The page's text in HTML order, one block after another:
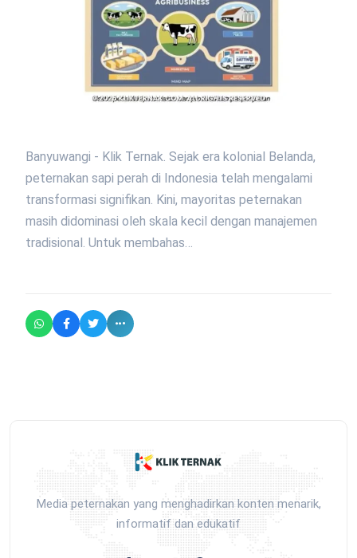
Banyuwangi - Klik Ternak. Sejak era kolonial Belanda,
peternakan sapi perah di Indonesia telah mengalami
transformasi signifikan. Kini, mayoritas peternakan
masih didominasi oleh skala kecil dengan manajemen
tradisional. Untuk membahas…
Media peternakan yang menghadirkan konten menarik,
informatif dan edukatif